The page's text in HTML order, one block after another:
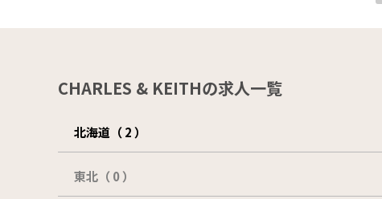
CHARLES & KEITHの求人一覧
北海道（ 2 ）
東北（ 0 ）